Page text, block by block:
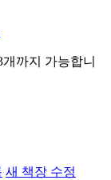
까지 가능합니
새 책장 수정